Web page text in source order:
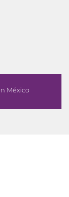
México